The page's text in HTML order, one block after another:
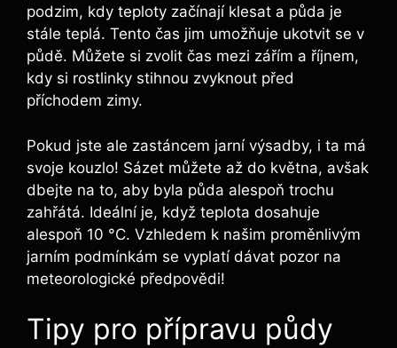
podzim, kdy teploty začínají klesat a půda je
stále teplá. Tento čas jim umožňuje ukotvit se v
půdě. Můžete si zvolit čas mezi zářím a říjnem,
kdy si rostlinky stihnou zvyknout před
příchodem zimy.
Pokud jste ale zastáncem jarní výsadby, i ta má
svoje kouzlo! Sázet můžete až do května, avšak
dbejte na to, aby byla půda alespoň trochu
zahřátá. Ideální je, když teplota dosahuje
alespoň 10 °C. Vzhledem k našim proměnlivým
jarním podmínkám se vyplatí dávat pozor na
meteorologické předpovědi!
Tipy pro přípravu půdy